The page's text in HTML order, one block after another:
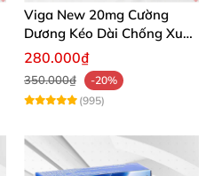
Viga New 20mg Cường
Dương Kéo Dài Chống Xuất
Tinh Hộp 4 Viên
280.000₫
350.000₫
-20%
(995)